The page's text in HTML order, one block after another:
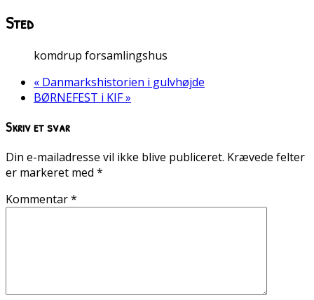
Sted
komdrup forsamlingshus
« Danmarkshistorien i gulvhøjde
BØRNEFEST i KIF»
Skriv et svar
Din e-mailadresse vil ikke blive publiceret. Krævede felter
er markeret med *
Kommentar*